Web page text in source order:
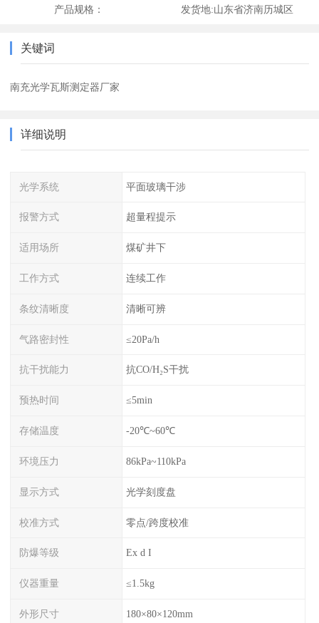
产品规格： 发货地:山东省济南历城区
关键词
南充光学瓦斯测定器厂家
详细说明
光学系统 平面玻璃干涉
报警方式 超量程提示
适用场所 煤矿井下
工作方式 连续工作
条纹清晰度 清晰可辨
气路密封性 ≤20Pa/h
抗干扰能力 抗CO/H₂S干扰
预热时间 ≤5min
存储温度 -20℃~60℃
环境压力 86kPa~110kPa
显示方式 光学刻度盘
校准方式 零点/跨度校准
防爆等级 Ex d I
仪器重量 ≤1.5kg
外形尺寸 180×80×120mm